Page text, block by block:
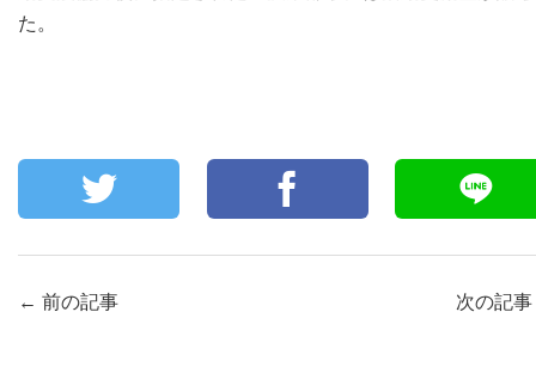
た。
← 前の記事 次の記事